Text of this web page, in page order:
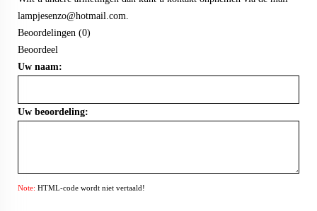
lampjesenzo@hotmail.com.
Beoordelingen (0)
Beoordeel
Uw naam:
Uw beoordeling:
Note: HTML-code wordt niet vertaald!